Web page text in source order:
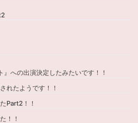
への出演決定したみたいです！！
れたようです！！
Part2！！
！！